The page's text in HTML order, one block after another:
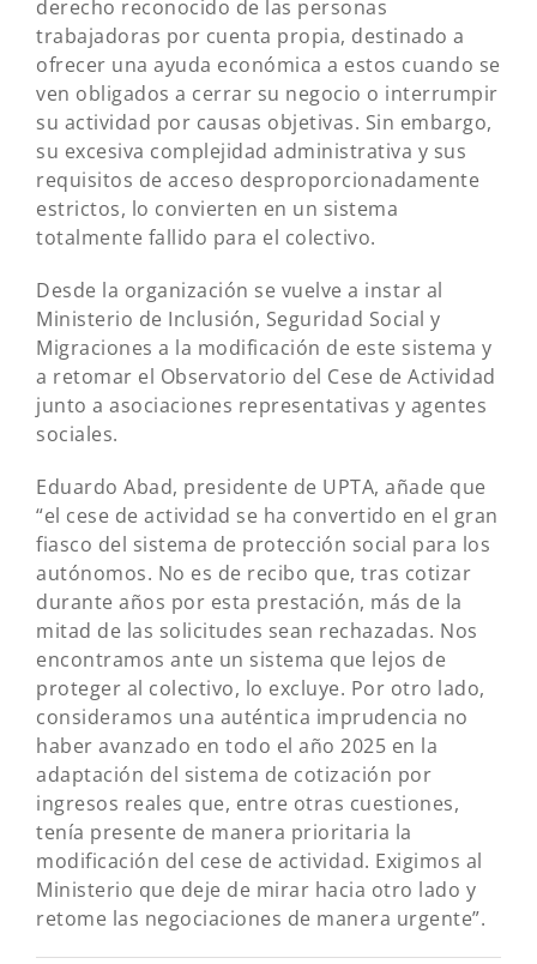
derecho reconocido de las personas
trabajadoras por cuenta propia, destinado a
ofrecer una ayuda económica a estos cuando se
ven obligados a cerrar su negocio o interrumpir
su actividad por causas objetivas. Sin embargo,
su excesiva complejidad administrativa y sus
requisitos de acceso desproporcionadamente
estrictos, lo convierten en un sistema
totalmente fallido para el colectivo.
Desde la organización se vuelve a instar al
Ministerio de Inclusión, Seguridad Social y
Migraciones a la modificación de este sistema y
a retomar el Observatorio del Cese de Actividad
junto a asociaciones representativas y agentes
sociales.
Eduardo Abad, presidente de UPTA, añade que
“el cese de actividad se ha convertido en el gran
fiasco del sistema de protección social para los
autónomos. No es de recibo que, tras cotizar
durante años por esta prestación, más de la
mitad de las solicitudes sean rechazadas. Nos
encontramos ante un sistema que lejos de
proteger al colectivo, lo excluye. Por otro lado,
consideramos una auténtica imprudencia no
haber avanzado en todo el año 2025 en la
adaptación del sistema de cotización por
ingresos reales que, entre otras cuestiones,
tenía presente de manera prioritaria la
modificación del cese de actividad. Exigimos al
Ministerio que deje de mirar hacia otro lado y
retome las negociaciones de manera urgente”.